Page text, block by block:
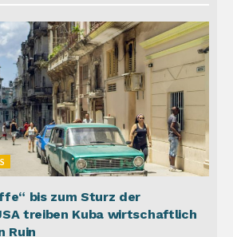
bis zum Sturz der
treiben Kuba wirtschaftlich
Ruin